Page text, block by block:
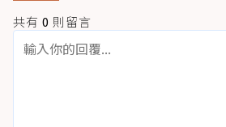
共有 0 則留言